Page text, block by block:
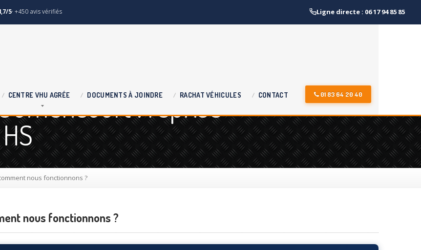
5· +450 avis vérifiés Ligne directe : 06 17 94 85 85
CENTRE VHU AGRÉE DOCUMENTS À JOINDRE RACHAT VÉHICULES CONTACT 01 83 64 20 40
: reprise
nous fonctionnons ?
nous fonctionnons ?